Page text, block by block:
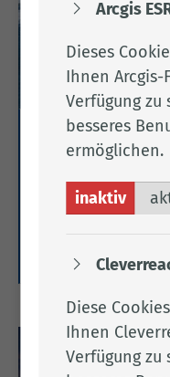
Hier finden Sie
Cloppenburg.
Weitere
Arcgis
Dieses
Ihnen
Verfügung
besseres
ermöglichen.
inaktiv
Diese
Ihnen
Verfügung